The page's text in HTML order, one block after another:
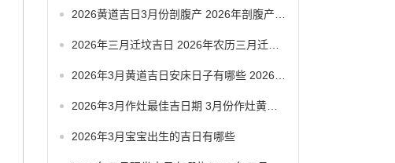
2026年3月宝宝出生的吉日有哪些